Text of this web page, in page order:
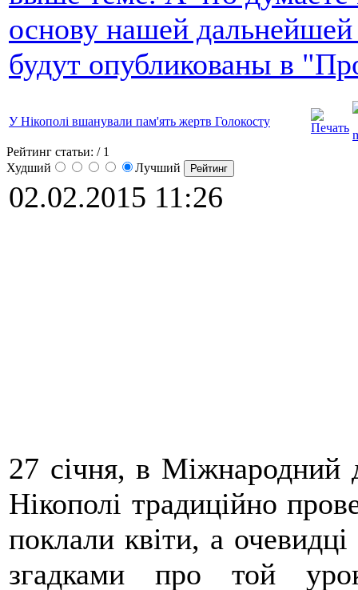
основу нашей
будут опубликованы в
У Нікополі вшанували пам'ять жертв Голокосту
Рейтинг статьи: / 1
Худший
Лучший
02.02.2015 11:26
27 січня, в Міжнародний
Нікополі традиційно
поклали квіти, а
згадками про той